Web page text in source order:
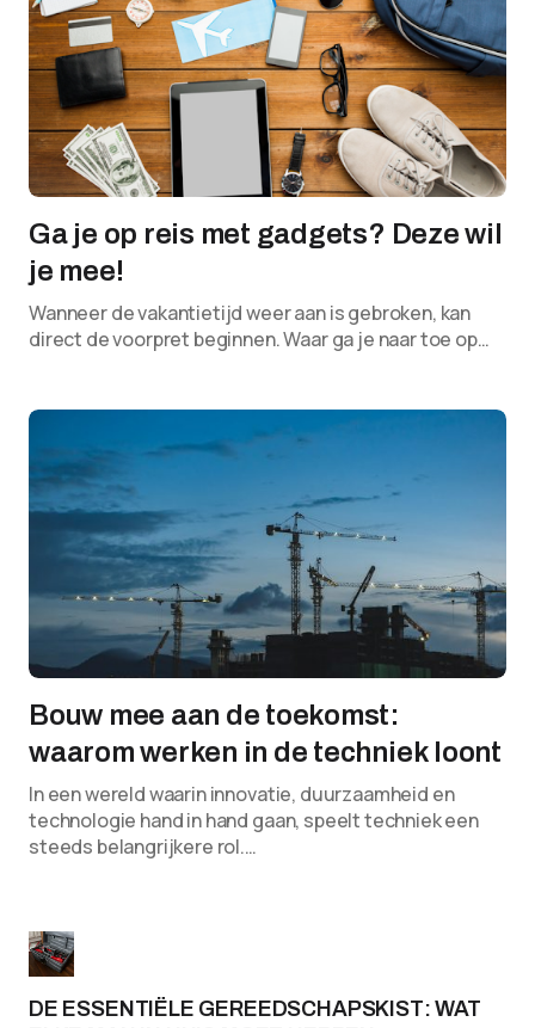
Ga je op reis met gadgets? Deze wil
je mee!
Wanneer de vakantietijd weer aan is gebroken, kan
direct de voorpret beginnen. Waar ga je naar toe op…
Bouw mee aan de toekomst:
waarom werken in de techniek loont
In een wereld waarin innovatie, duurzaamheid en
technologie hand in hand gaan, speelt techniek een
steeds belangrijkere rol.…
DE ESSENTIËLE GEREEDSCHAPSKIST: WAT